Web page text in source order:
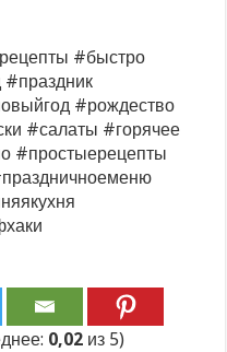
#быстро
#рождество
#салаты #горячее
#простыерецепты
0,02 из 5)